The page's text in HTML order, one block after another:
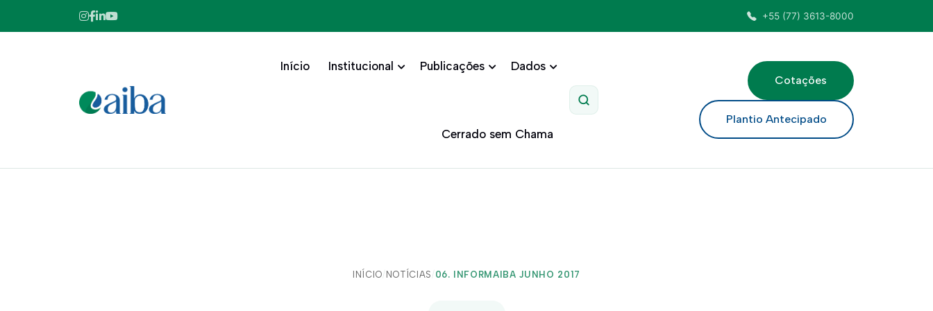
+55 (77) 3613-8000
Início Institucional Publicações Dados
Cerrado sem Chama
Pesquisar
Cotações
Plantio Antecipado
INÍCIO/ NOTÍCIAS / 06. INFORMAIBA JUNHO 2017